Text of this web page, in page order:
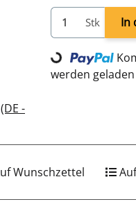
x B 1000 mm +
(DE -
Stk In
Loading...
werden geladen
Wunschzettel